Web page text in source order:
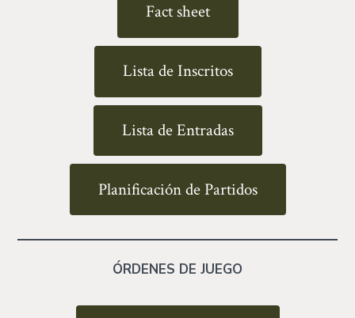
Fact sheet
Lista de Inscritos
Lista de Entradas
Planificación de Partidos
ÓRDENES DE JUEGO